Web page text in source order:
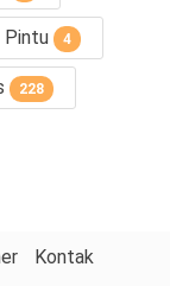
Pintu 4
228
Kontak